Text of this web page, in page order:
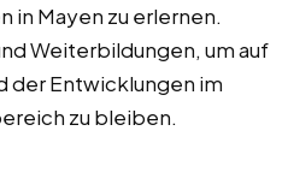
in Mayen zu erlernen.
Weiterbildungen, um auf
der Entwicklungen im
zu bleiben.